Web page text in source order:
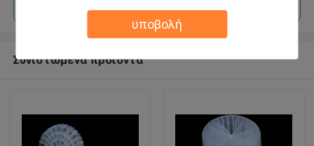
υποβολή
Συνιστώμενα προϊόντα